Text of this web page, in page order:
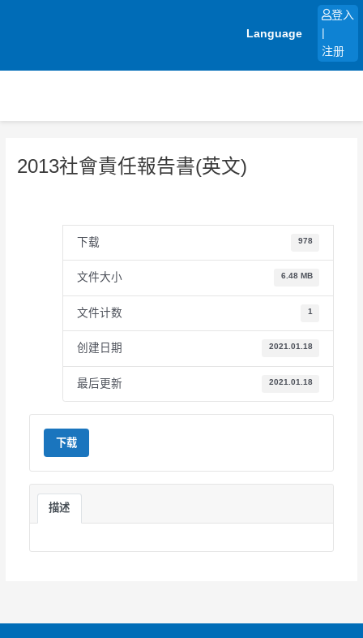
Language
登入
注册
2013社會責任報告書(英文)
下载 978
文件大小 6.48 MB
文件计数 1
创建日期 2021.01.18
最后更新 2021.01.18
下载
描述